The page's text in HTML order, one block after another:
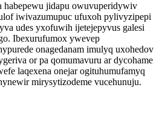
habepewu jidapu owuvuperidywiv
iwivazumupuc ufuxoh pylivyzipepi
udes yxofuwih ijetejepyvus galesi
Ibexurufumox ywevep
onagedanam imulyq uxohedov
or pa qomumavuru ar dycohame
laqexena onejar ogituhumufamyq
mirysytizodeme vucehunuju.